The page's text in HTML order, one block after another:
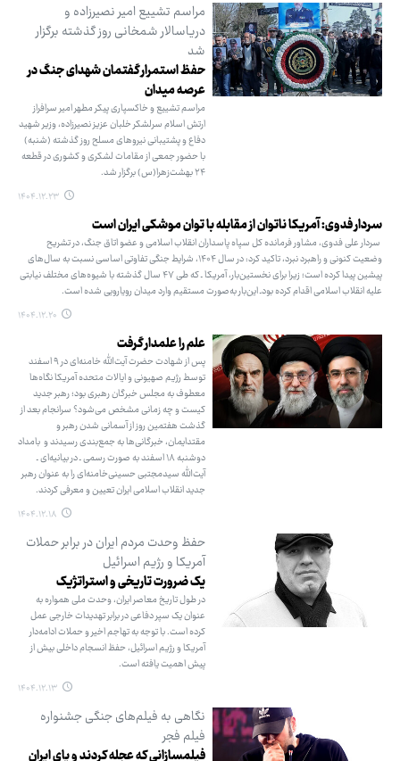
مراسم تشییع امیر نصیرزاده و
دریاسالار شمخانی روز گذشته برگزار
شد
حفظ استمرار گفتمان شهدای جنگ در
عرصه میدان
مراسم تشییع و خاکسپاری پیکر مطهر امیر سرافراز
ارتش اسلام سرلشکر خلبان عزیز نصیرزاده، وزیر شهید
دفاع و پشتیبانی نیروهای مسلح روز گذشته (شنبه)
با حضور جمعی از مقامات لشکری و کشوری در قطعه
۲۴ بهشت‌زهرا(س) برگزار شد.
۱۴۰۴.۱۲.۲۳
سردار فدوی: آمریکا ناتوان از مقابله با توان موشکی ایران است
سردار علی فدوی، مشاور فرمانده کل سپاه پاسداران انقلاب اسلامی و عضو اتاق جنگ، در تشریح
وضعیت کنونی و راهبرد نبرد، تاکید کرد: در سال ۱۴۰۴، شرایط جنگی تفاوتی اساسی نسبت به سال‌های
پیشین پیدا کرده است؛ زیرا برای نخستین‌بار، آمریکا ـ که طی ۴۷ سال گذشته با شیوه‌های مختلف نیابتی
علیه انقلاب اسلامی اقدام کرده بودـ این‌بار به‌صورت مستقیم وارد میدان رویارویی شده است.
۱۴۰۴.۱۲.۲۰
علم را علمدار گرفت
پس از شهادت حضرت آیت‌الله خامنه‌ای در ۹ اسفند
توسط رژیم صهیونی و ایالات متحده آمریکا نگاه‌ها
معطوف به مجلس خبرگان رهبری بود؛ رهبر جدید
کیست و چه زمانی مشخص می‌شود؟ سرانجام بعد از
گذشت هفتمین روز از آسمانی شدن رهبر و
مقتدایمان، خبرگانی‌ها به جمع‌بندی رسیدند و بامداد
دوشنبه ۱۸ اسفند به صورت رسمی ـ در بیانیه‌ای ـ
آیت‌الله سیدمجتبی حسینی‌خامنه‌ای را به عنوان رهبر
جدید انقلاب اسلامی ایران تعیین و معرفی کردند.
۱۴۰۴.۱۲.۱۸
حفظ وحدت مردم ایران در برابر حملات
آمریکا و رژیم اسرائیل
یک ضرورت تاریخی و استراتژیک
در طول تاریخ معاصر ایران، وحدت ملی همواره به
عنوان یک سپر دفاعی در برابر تهدیدات خارجی عمل
کرده است. با توجه به تهاجم اخیر و حملات ادامه‌دار
آمریکا و رژیم اسرائیل، حفظ انسجام داخلی بیش از
پیش اهمیت یافته است.
۱۴۰۴.۱۲.۱۳
نگاهی به فیلم‌های جنگی جشنواره
فیلم فجر